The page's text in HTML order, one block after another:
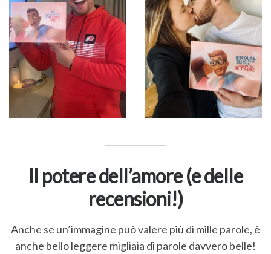
Il potere dell’amore (e delle
recensioni!)
Anche se un’immagine può valere più di mille parole, è
anche bello leggere migliaia di parole davvero belle!